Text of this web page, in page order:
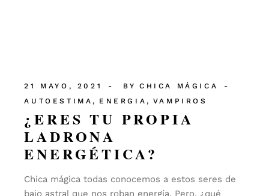
21 MAYO, 2021 BY
CHICA MÁGICA
AUTOESTIMA
ENERGIA VAMPIROS
¿ERES TU PROPIA
LADRONA
ENERGÉTICA?
Chica mágica todas conocemos a estos seres de
bajo astral que nos roban energía. Pero, ¿qué